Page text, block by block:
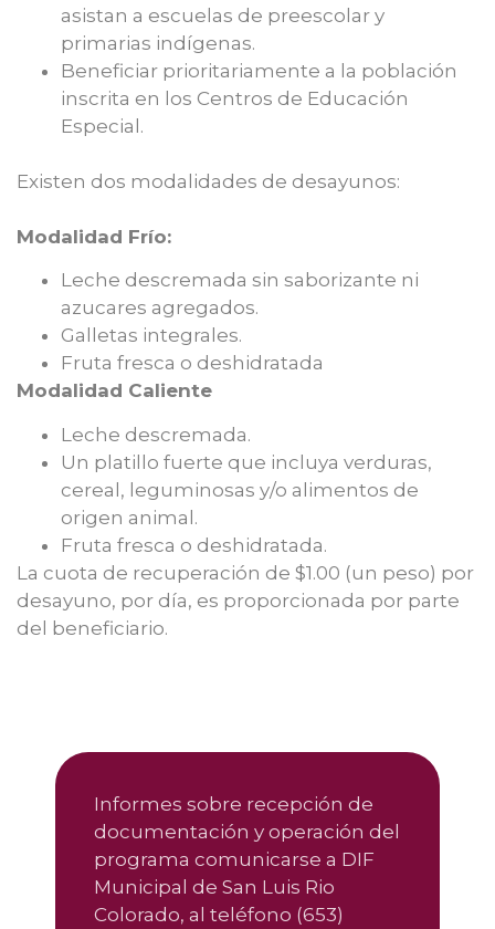
asistan a escuelas de preescolar y
primarias indígenas.
Beneficiar prioritariamente a la población
inscrita en los Centros de Educación
Especial.
Existen dos modalidades de desayunos:
Modalidad Frío:
Leche descremada sin saborizante ni
azucares agregados.
Galletas integrales.
Fruta fresca o deshidratada
Modalidad Caliente
Leche descremada.
Un platillo fuerte que incluya verduras,
cereal, leguminosas y/o alimentos de
origen animal.
Fruta fresca o deshidratada.
La cuota de recuperación de $1.00 (un peso) por
desayuno, por día, es proporcionada por parte
del beneficiario.
Informes sobre recepción de
documentación y operación del
programa comunicarse a DIF
Municipal de San Luis Rio
Colorado, al teléfono (653)